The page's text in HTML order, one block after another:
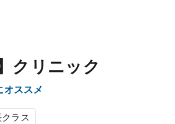
クリニック
オススメ
クラス